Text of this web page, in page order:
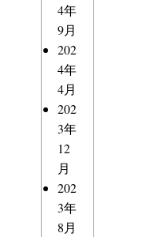
4年
9月
202
4年
4月
202
3年
12
月
202
3年
8月